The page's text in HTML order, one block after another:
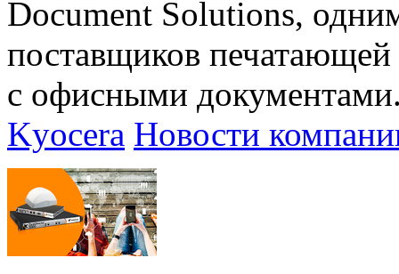
Document Solutions,
поставщиков
с офисными
Kyocera Новости